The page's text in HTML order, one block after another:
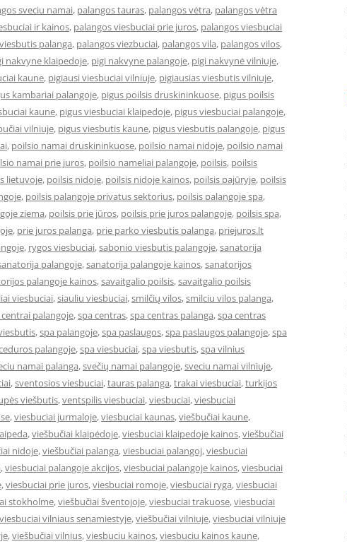
sveciu namai, palangos tauras, palangos vėtra, palangos vėtra
ir kainos, palangos viesbuciai prie juros, palangos viesbuciai
palanga, palangos viezbuciai, palangos vila, palangos vilos,
nakvyne klaipedoje, pigi nakvyne palangoje, pigi nakvynė vilniuje,
kaune, pigiausi viesbuciai vilniuje, pigiausias viesbutis vilniuje,
kambariai palangoje, pigus poilsis druskininkuose, pigus poilsis
kaune, pigus viesbuciai klaipedoje, pigus viesbuciai palangoje,
vilniuje, pigus viesbutis kaune, pigus viesbutis palangoje, pigus
, poilsio namai druskininkuose, poilsio namai nidoje, poilsio namai
namai prie juros, poilsio nameliai palangoje, poilsis, poilsis
lietuvoje, poilsis nidoje, poilsis nidoje kainos, poilsis pajūryje, poilsis
, poilsis palangoje privatus sektorius, poilsis palangoje spa,
ziema, poilsis prie jūros, poilsis prie juros palangoje, poilsis spa,
, prie juros palanga, prie parko viesbutis palanga, priejuros.lt
, rygos viesbuciai,sabonio viesbutis palangoje,sanatorija
palangoje,sanatorija palangoje kainos,sanatorijos
palangoje kainos,savaitgalio poilsis,savaitgalio poilsis
viesbuciai,siauliu viesbuciai,smilčių vilos,smilciu vilos palanga,
palangoje,spa centras,spa centras palanga,spa centras
,spa palangoje,spa paslaugos,spa paslaugos palangoje,spa
palangoje,spa viesbuciai,spa viesbutis,spa vilnius
namai palanga,svečių namai palangoje,sveciu namai vilniuje,
,sventosios viesbuciai,tauras palanga,trakai viesbuciai,turkijos
viešbutis,ventspilis viesbuciai,viesbuciai,viesbuciai
,viesbuciai jurmaloje,viesbuciai kaunas,viešbučiai kaune,
,viešbučiai klaipėdoje,viesbuciai klaipedoje kainos,viešbučiai
nidoje,viešbučiai palanga,viesbuciai palangoj,viesbuciai
,viesbuciai palangoje akcijos,viesbuciai palangoje kainos,viesbuciai
,viesbuciai prie juros,viesbuciai romoje,viesbuciai ryga,viesbuciai
stokholme,viešbučiai šventojoje,viesbuciai trakuose,viesbuciai
viesbuciai vilniaus senamiestyje,viešbučiai vilniuje,viesbuciai vilniuje
,viešbučiai vilnius,viesbuciu kainos,viesbuciu kainos kaune,